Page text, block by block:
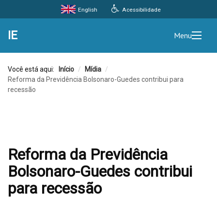
Acessibilidade
English
IE Menu
Você está aqui: Início / Mídia /
Reforma da Previdência Bolsonaro-Guedes contribui para
recessão
Reforma da Previdência
Bolsonaro-Guedes contribui
para recessão